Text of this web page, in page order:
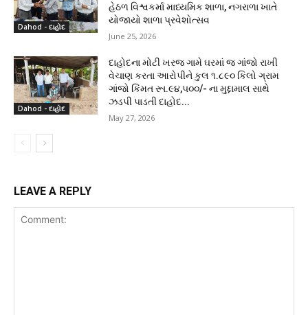
Dahod - દાહોદ
હેઠળ વિશ્વકર્મા માધ્યમિક શાળા, નગરાળા ખાતે
યોજાયો શાળા પ્રવેશોત્સવ
June 25, 2026
Dahod - દાહોદ
દાહોદના મોટી ખરજ ગામે ઘરમાં જ ગાંજો રાખી
વેચાણ કરતા આરોપીને કુલ ૧.૮૯૦ કિલો ગ્રામ
ગાંજો કિંમત રૂા.૯૪,૫૦૦/- ના મુદ્દામાલ સાથે
ઝડપી પાડતી દાહોદ...
May 27, 2026
LEAVE A REPLY